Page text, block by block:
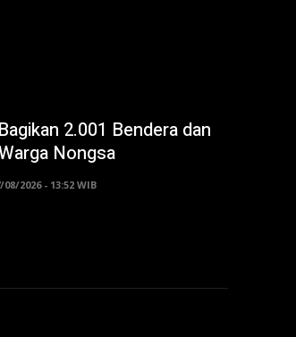
2.001 Bendera dan
Nongsa
2026 - 13:52 WIB